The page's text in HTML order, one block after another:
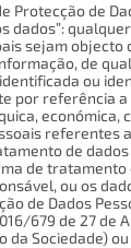
Protecção de
dados”:
sejam
de
ou
por referência
económica,
de
de
ou os
de Dados
679 de 27 de
da Sociedade)